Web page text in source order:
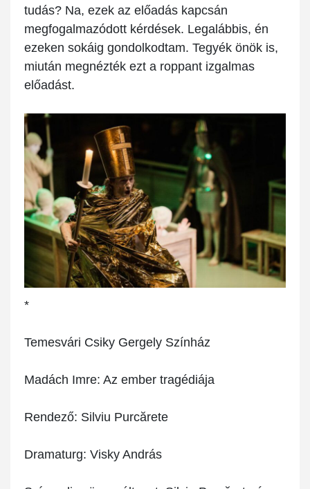
tudás? Na, ezek az előadás kapcsán
megfogalmazódott kérdések. Legalábbis, én
ezeken sokáig gondolkodtam. Tegyék önök is,
miután megnézték ezt a roppant izgalmas
előadást.
*
Temesvári Csiky Gergely Színház
Madách Imre: Az ember tragédiája
Rendező: Silviu Purcărete
Dramaturg: Visky András